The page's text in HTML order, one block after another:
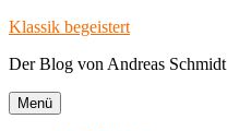
Zum
springen
Klassik begeistert
Der Blog von Andreas Schmidt
Menü